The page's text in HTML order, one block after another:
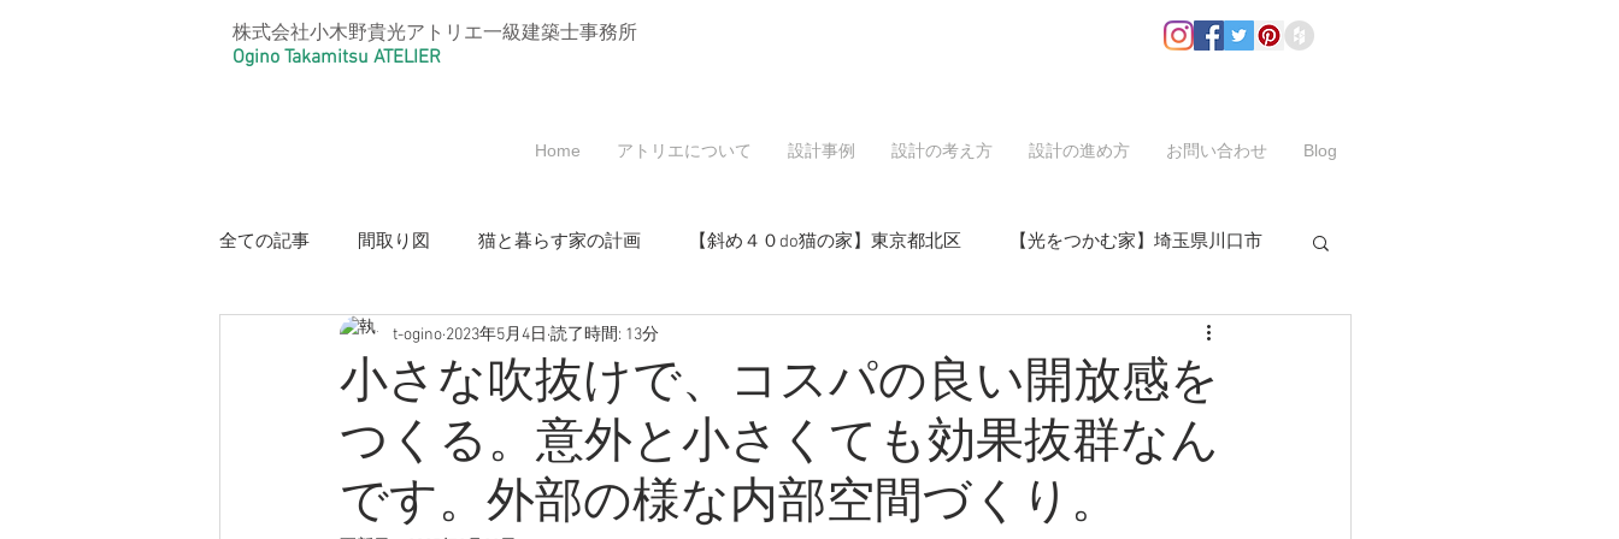
株式会社小木野貴光アトリエ一級建築士事務所
Ogino Takamitsu ATELIER
Home アトリエについて 設計事例 設計の考え方 設計の進め方 お問い合わせ Blog
全ての記事 間取り図 猫と暮らす家の計画 【斜め４０do猫の家】東京都北区 【光をつかむ家】埼玉県川口市
【光と風のリノベーション住宅・戸建てリノベーション】東京都北区
【本と猫の家・好きを大事にしたマンションリノベーション】東京都北区
【リノベーションアパートメント・空き家活用】東京都北区 【桜と中庭の家】東京都北区
小さな吹抜けで、コスパの良い開放感を
つくる。意外と小さくても効果抜群なん
です。外部の様な内部空間づくり。
t-ogino 2023年5月4日 読了時間: 13分